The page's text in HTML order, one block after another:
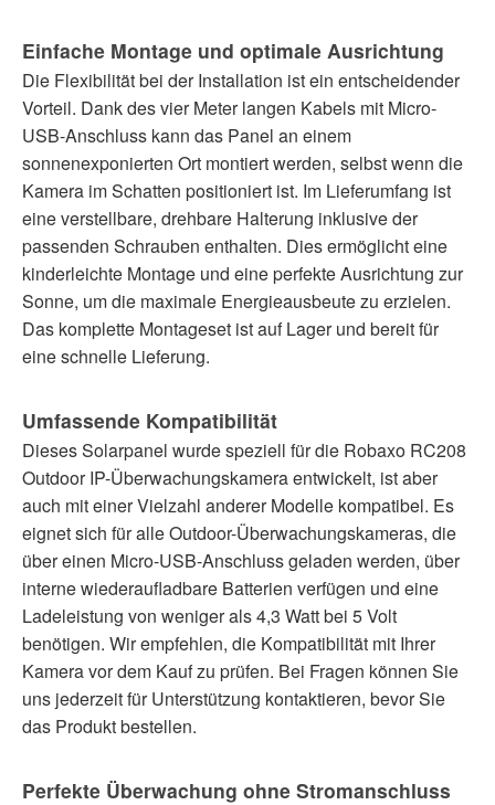
Einfache Montage und optimale Ausrichtung
Die Flexibilität bei der Installation ist ein entscheidender
Vorteil. Dank des vier Meter langen Kabels mit Micro-
USB-Anschluss kann das Panel an einem
sonnenexponierten Ort montiert werden, selbst wenn die
Kamera im Schatten positioniert ist. Im Lieferumfang ist
eine verstellbare, drehbare Halterung inklusive der
passenden Schrauben enthalten. Dies ermöglicht eine
kinderleichte Montage und eine perfekte Ausrichtung zur
Sonne, um die maximale Energieausbeute zu erzielen.
Das komplette Montageset ist auf Lager und bereit für
eine schnelle Lieferung.
Umfassende Kompatibilität
Dieses Solarpanel wurde speziell für die Robaxo RC208
Outdoor IP-Überwachungskamera entwickelt, ist aber
auch mit einer Vielzahl anderer Modelle kompatibel. Es
eignet sich für alle Outdoor-Überwachungskameras, die
über einen Micro-USB-Anschluss geladen werden, über
interne wiederaufladbare Batterien verfügen und eine
Ladeleistung von weniger als 4,3 Watt bei 5 Volt
benötigen. Wir empfehlen, die Kompatibilität mit Ihrer
Kamera vor dem Kauf zu prüfen. Bei Fragen können Sie
uns jederzeit für Unterstützung kontaktieren, bevor Sie
das Produkt bestellen.
Perfekte Überwachung ohne Stromanschluss